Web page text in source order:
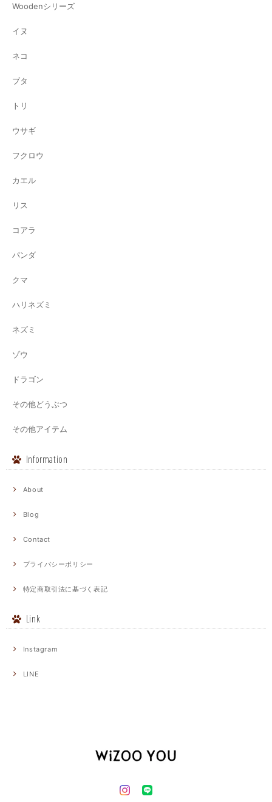
Woodenシリーズ
イヌ
ネコ
ブタ
トリ
ウサギ
フクロウ
カエル
リス
コアラ
パンダ
クマ
ハリネズミ
ネズミ
ゾウ
ドラゴン
その他どうぶつ
その他アイテム
Information
About
Blog
Contact
プライバシーポリシー
特定商取引法に基づく表記
Link
Instagram
LINE